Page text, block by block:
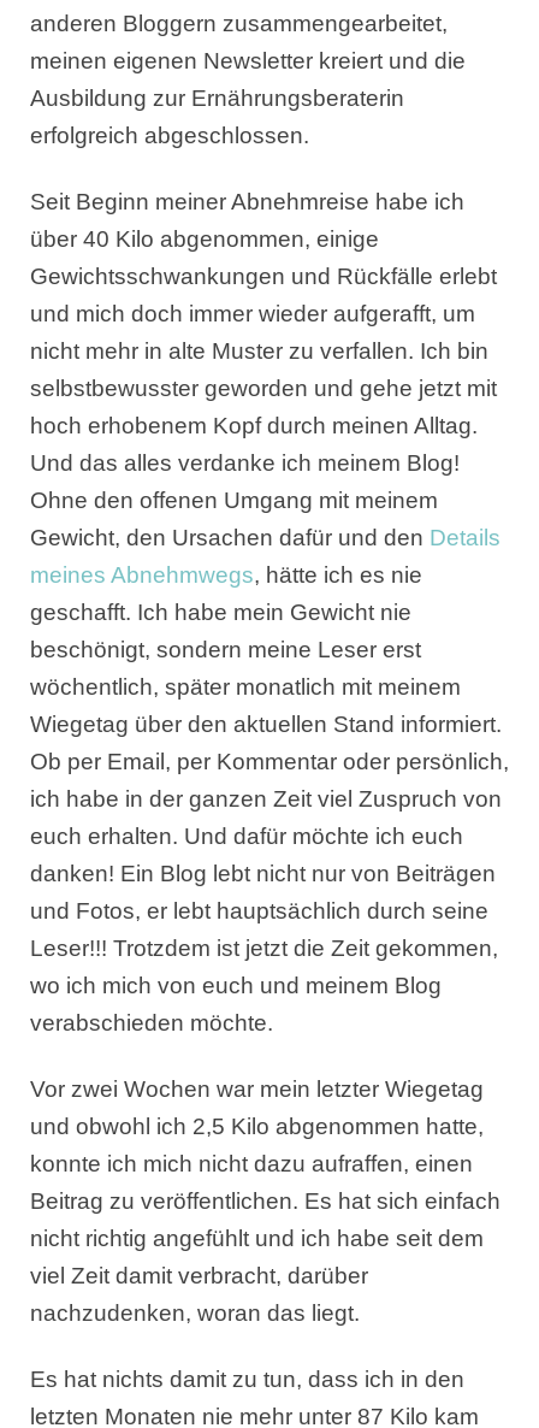
anderen Bloggern zusammengearbeitet,
meinen eigenen Newsletter kreiert und die
Ausbildung zur Ernährungsberaterin
erfolgreich abgeschlossen.
Seit Beginn meiner Abnehmreise habe ich
über 40 Kilo abgenommen, einige
Gewichtsschwankungen und Rückfälle erlebt
und mich doch immer wieder aufgerafft, um
nicht mehr in alte Muster zu verfallen. Ich bin
selbstbewusster geworden und gehe jetzt mit
hoch erhobenem Kopf durch meinen Alltag.
Und das alles verdanke ich meinem Blog!
Ohne den offenen Umgang mit meinem
Gewicht, den Ursachen dafür und den Details
meines Abnehmwegs, hätte ich es nie
geschafft. Ich habe mein Gewicht nie
beschönigt, sondern meine Leser erst
wöchentlich, später monatlich mit meinem
Wiegetag über den aktuellen Stand informiert.
Ob per Email, per Kommentar oder persönlich,
ich habe in der ganzen Zeit viel Zuspruch von
euch erhalten. Und dafür möchte ich euch
danken! Ein Blog lebt nicht nur von Beiträgen
und Fotos, er lebt hauptsächlich durch seine
Leser!!! Trotzdem ist jetzt die Zeit gekommen,
wo ich mich von euch und meinem Blog
verabschieden möchte.
Vor zwei Wochen war mein letzter Wiegetag
und obwohl ich 2,5 Kilo abgenommen hatte,
konnte ich mich nicht dazu aufraffen, einen
Beitrag zu veröffentlichen. Es hat sich einfach
nicht richtig angefühlt und ich habe seit dem
viel Zeit damit verbracht, darüber
nachzudenken, woran das liegt.
Es hat nichts damit zu tun, dass ich in den
letzten Monaten nie mehr unter 87 Kilo kam